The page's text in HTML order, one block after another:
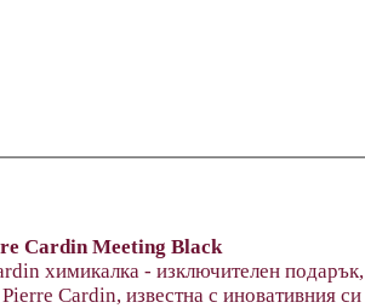
Cardin Meeting Black
химикалка - изключителен
Cardin, известна с иновативния